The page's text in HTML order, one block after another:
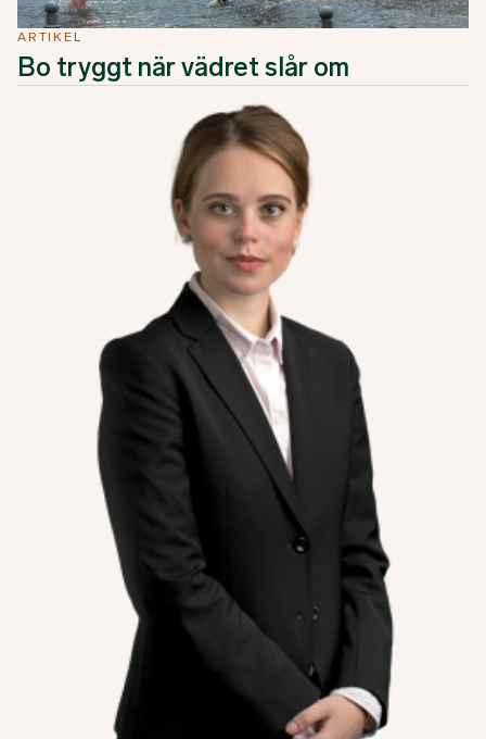
ARTIKEL
Bo tryggt när vädret slår om